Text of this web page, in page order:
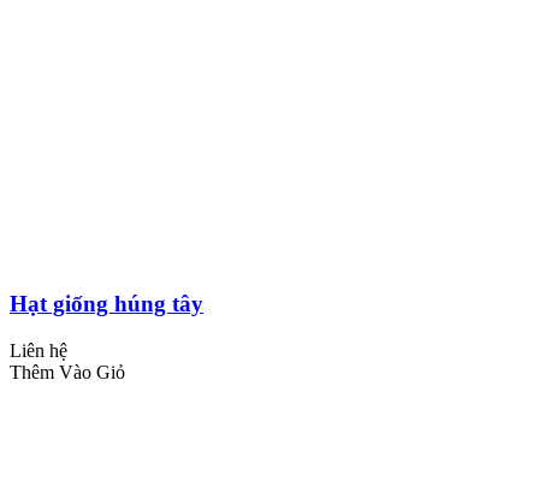
Hạt giống húng tây
Liên hệ
Thêm Vào Giỏ